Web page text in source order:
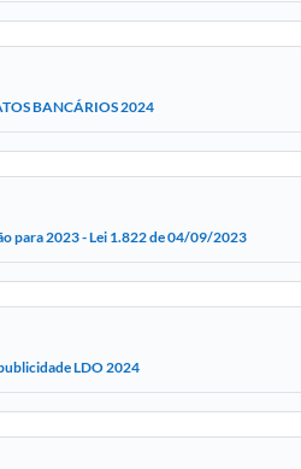
BANCÁRIOS 2024
para 2023 - Lei 1.822 de 04/09/2023
LDO 2024